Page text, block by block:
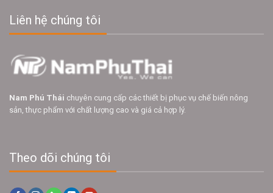
Liên hệ chúng tôi
Nam Phú Thái chuyên cung cấp các thiết bị phục vụ chế biến nông
sản, thực phẩm với chất lượng cao và giá cả hợp lý.
Theo dõi chúng tôi